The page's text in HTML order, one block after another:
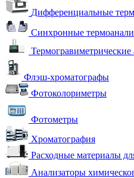
Дифференциальные
Синхронные
Термогравиметрические
Флэш-хроматографы
Фотоколориметры
Фотометры
Хроматография
Расходные материалы
Анализаторы